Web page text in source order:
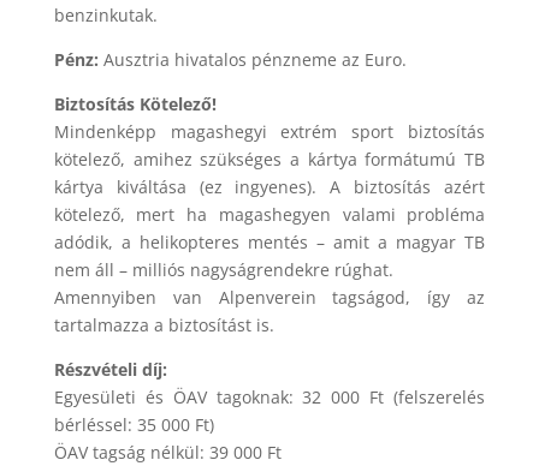
benzinkutak.
Pénz: Ausztria hivatalos pénzneme az Euro.
Biztosítás Kötelező!
Mindenképp magashegyi extrém sport biztosítás
kötelező, amihez szükséges a kártya formátumú TB
kártya kiváltása (ez ingyenes). A biztosítás azért
kötelező, mert ha magashegyen valami probléma
adódik, a helikopteres mentés – amit a magyar TB
nem áll – milliós nagyságrendekre rúghat.
Amennyiben van Alpenverein tagságod, így az
tartalmazza a biztosítást is.
Részvételi díj:
Egyesületi és ÖAV tagoknak: 32 000 Ft (felszerelés
bérléssel: 35 000 Ft)
ÖAV tagság nélkül: 39 000 Ft